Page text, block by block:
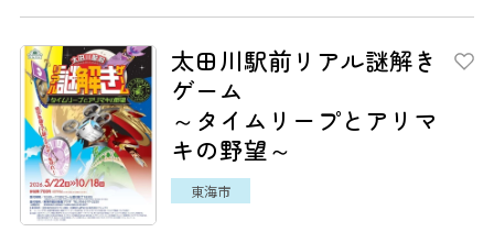
太田川駅前リアル謎解き
ゲーム
～タイムリープとアリマ
キの野望～
東海市